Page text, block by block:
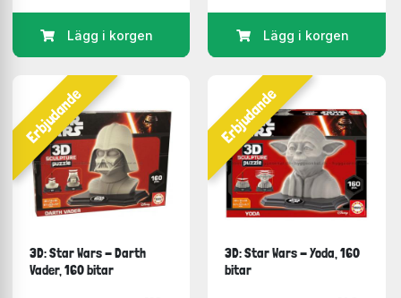
Lägg i korgen Lägg i korgen
Erbjudande
3D: Star Wars - Darth
Vader, 160 bitar
Erbjudande
3D: Star Wars - Yoda, 160
bitar